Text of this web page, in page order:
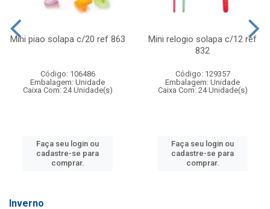
Mini piao solapa c/20 ref 863
Código: 106486
Embalagem: Unidade
Caixa Com: 24 Unidade(s)
Faça seu login ou
cadastre-se para
comprar.
Mini relogio solapa c/12 ref
832
Código: 129357
Embalagem: Unidade
Caixa Com: 24 Unidade(s)
Faça seu login ou
cadastre-se para
comprar.
Inverno